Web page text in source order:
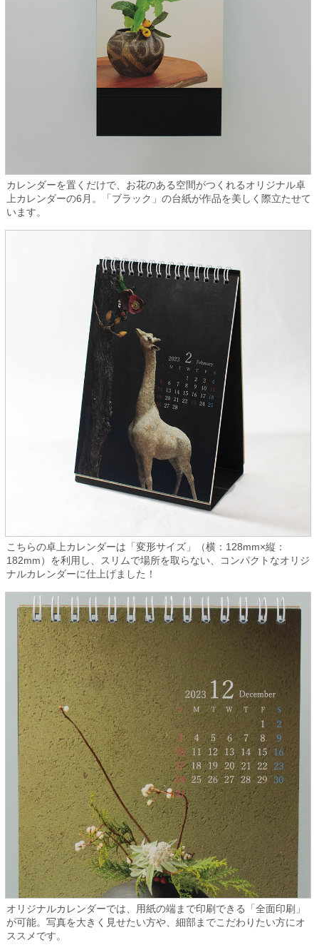
カレンダーを置くだけで、お花のある空間がつくれるオリジナル卓
上カレンダーの6月。「ブラック」の台紙が作品を美しく際立たせて
います。
こちらの卓上カレンダーは「変形サイズ」（横：128mm×縦：
182mm）を利用し、スリムで場所を取らない、コンパクトなオリジ
ナルカレンダーに仕上げました！
オリジナルカレンダーでは、用紙の端まで印刷できる「全面印刷」
が可能。写真を大きく見せたい方や、細部までこだわりたい方にオ
ススメです。